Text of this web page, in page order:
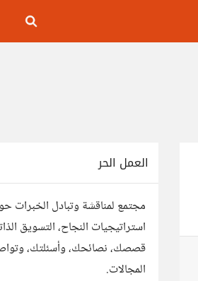
العمل الحر
مجتمع لمناقشة وتبادل الخبرات
استراتيجيات النجاح، التسويق
قصصك، نصائحك، وأسئلتك،
المجالات.